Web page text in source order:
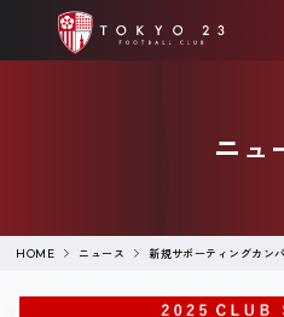
ニュ
HOME ニュース 新規サポーティングカン